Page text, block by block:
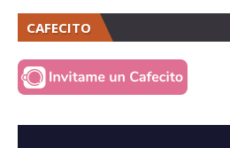
CAFECITO